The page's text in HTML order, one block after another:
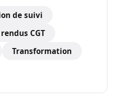
de suivi
CGT
Transformation